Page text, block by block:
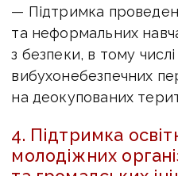
— Підтримка
та неформальних
з безпеки, в тому
вибухонебезпечних
на деокупованих
4. Підтримка
молодіжних